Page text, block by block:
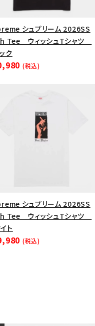
ョンブランドから探す
ブ
キャップ・ハット
ショルダー・ウエストバッグ
シュプリーム 2026SS
Tee ウィッシュTシャツ
ク
(税込)
シュプリーム 2026SS
Tee ウィッシュTシャツ
ト
(税込)